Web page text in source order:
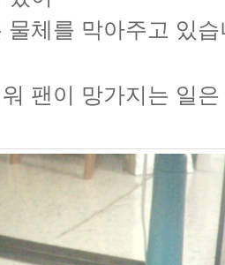
물체를 막아주고 있
팬이 망가지는 일